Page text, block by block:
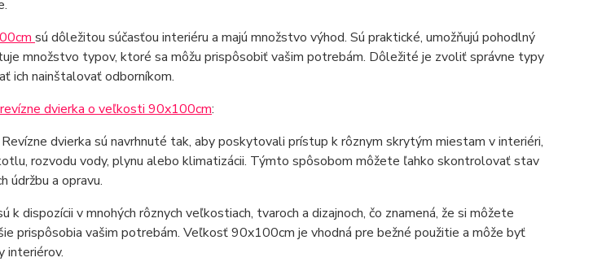
sú dôležitou súčasťou interiéru a majú množstvo výhod. Sú praktické, umožňujú pohodlný
množstvo typov, ktoré sa môžu prispôsobiť vašim potrebám. Dôležité je zvoliť správne typy
ich nainštalovať odborníkom.
dvierka o veľkosti 90x100cm:
dvierka sú navrhnuté tak, aby poskytovali prístup k rôznym skrytým miestam v interiéri,
rozvodu vody, plynu alebo klimatizácii. Týmto spôsobom môžete ľahko skontrolovať stav
údržbu a opravu.
k dispozícii v mnohých rôznych veľkostiach, tvaroch a dizajnoch, čo znamená, že si môžete
prispôsobia vašim potrebám. Veľkosť 90x100cm je vhodná pre bežné použitie a môže byť
interiérov.